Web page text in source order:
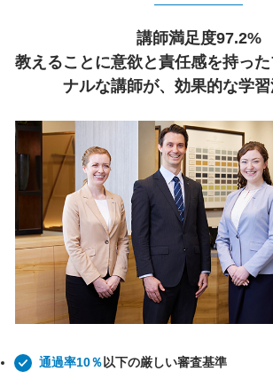
講師満足度97.2%
教えることに意欲と責任感を持っ
ナルな講師が、効果的な学
通過率10％ 以下の厳しい審査基準